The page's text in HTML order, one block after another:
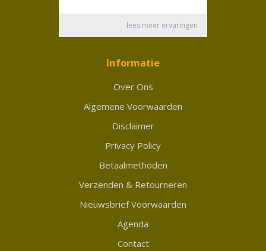
Informatie
Over Ons
Algemene Voorwaarden
Disclaimer
Privacy Policy
Betaalmethoden
Verzenden & Retourneren
Nieuwsbrief Voorwaarden
Agenda
Contact